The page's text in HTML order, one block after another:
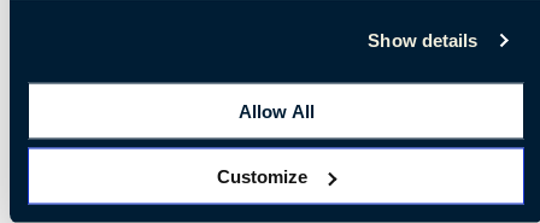
Show details
Allow All
Customize
Performance acoustique
Lisse ou motif 3D côtelé
Base antidérapante ou en bois
Roulettes